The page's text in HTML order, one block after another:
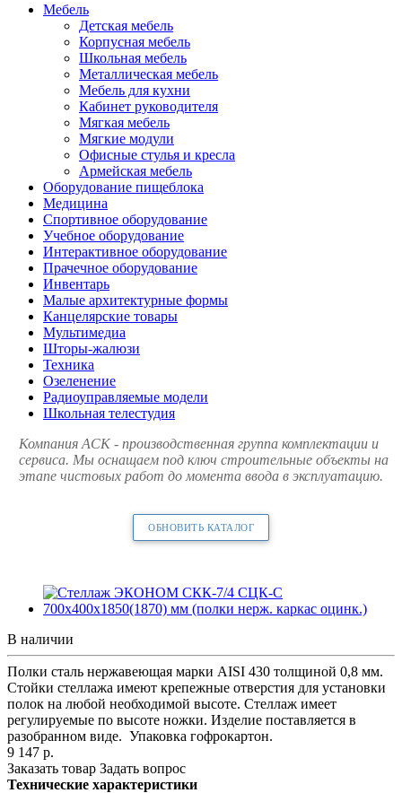
Мебель
Детская мебель
Корпусная мебель
Школьная мебель
Металлическая мебель
Мебель для кухни
Кабинет руководителя
Мягкая мебель
Мягкие модули
Офисные стулья и кресла
Армейская мебель
Оборудование пищеблока
Медицина
Спортивное оборудование
Учебное оборудование
Интерактивное оборудование
Прачечное оборудование
Инвентарь
Малые архитектурные формы
Канцелярские товары
Мультимедиа
Шторы-жалюзи
Техника
Озеленение
Радиоуправляемые модели
Школьная телестудия
Компания АСК - производственная группа комплектации и
сервиса. Мы оснащаем под ключ строительные объекты на
этапе чистовых работ до момента ввода в эксплуатацию.
ОБНОВИТЬ КАТАЛОГ
В наличии
Полки сталь нержавеющая марки AISI 430 толщиной 0,8 мм.
Стойки стеллажа имеют крепежные отверстия для установки
полок на любой необходимой высоте. Стеллаж имеет
регулируемые по высоте ножки. Изделие поставляется в
разобранном виде. Упаковка гофрокартон.
9 147 р.
Заказать товар Задать вопрос
Технические характеристики